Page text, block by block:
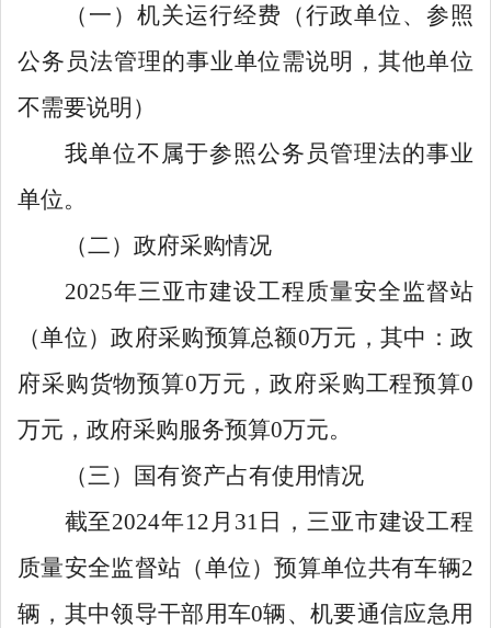
（一）机关运行经费（行政单位、参照
公务员法管理的事业单位需说明，其他单位
不需要说明）
我单位不属于参照公务员管理法的事业
单位。
（二）政府采购情况
2025年三亚市建设工程质量安全监督站
（单位）政府采购预算总额0万元，其中：政
府采购货物预算0万元，政府采购工程预算0
万元，政府采购服务预算0万元。
（三）国有资产占有使用情况
截至2024年12 月 31 日，三亚市建设工程
质量安全监督站（单位）预算单位共有车辆2
辆，其中领导干部用车0辆、机要通信应急用